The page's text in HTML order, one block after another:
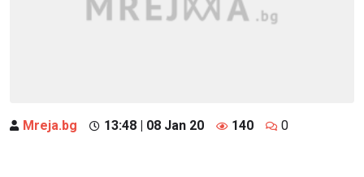
Mreja.bg 13:48 | 08 Jan 20 140 0